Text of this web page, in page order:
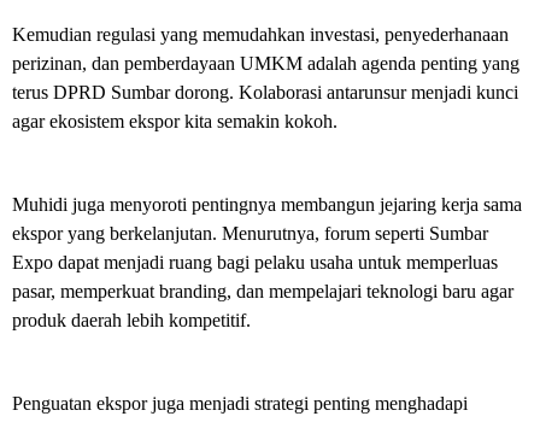
Kemudian regulasi yang memudahkan investasi, penyederhanaan
perizinan, dan pemberdayaan UMKM adalah agenda penting yang
terus DPRD Sumbar dorong. Kolaborasi antarunsur menjadi kunci
agar ekosistem ekspor kita semakin kokoh.
Muhidi juga menyoroti pentingnya membangun jejaring kerja sama
ekspor yang berkelanjutan. Menurutnya, forum seperti Sumbar
Expo dapat menjadi ruang bagi pelaku usaha untuk memperluas
pasar, memperkuat branding, dan mempelajari teknologi baru agar
produk daerah lebih kompetitif.
Penguatan ekspor juga menjadi strategi penting menghadapi